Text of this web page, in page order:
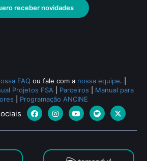
receber novidades
FAQ ou fale com a nossa equipe.
Projetos FSA Parceiros
Manual para
Programação ANCINE